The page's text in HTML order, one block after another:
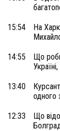
15:54
На
14:55
Що
13:40
одного
12:33
Що